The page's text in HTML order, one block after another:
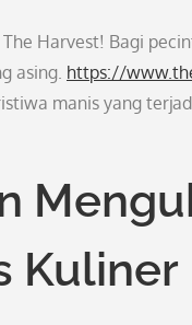
Harvest! Bagi
asing. https://
manis yang
Kuliner